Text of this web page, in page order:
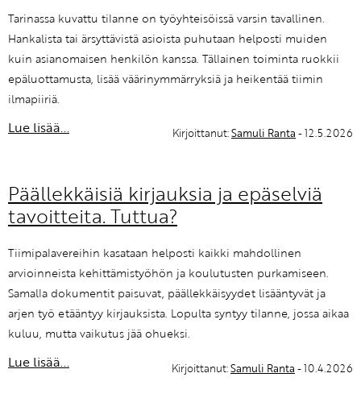
Tarinassa kuvattu tilanne on työyhteisöissä varsin tavallinen.
Hankalista tai ärsyttävistä asioista puhutaan helposti muiden
kuin asianomaisen henkilön kanssa. Tällainen toiminta ruokkii
epäluottamusta, lisää väärinymmärryksiä ja heikentää tiimin
ilmapiiriä.
Lue lisää... Kirjoittanut:Samuli Ranta - 12.5.2026
Päällekkäisiä kirjauksia ja epäselviä
tavoitteita. Tuttua?
Tiimipalavereihin kasataan helposti kaikki mahdollinen
arvioinneista kehittämistyöhön ja koulutusten purkamiseen.
Samalla dokumentit paisuvat, päällekkäisyydet lisääntyvät ja
arjen työ etääntyy kirjauksista. Lopulta syntyy tilanne, jossa aikaa
kuluu, mutta vaikutus jää ohueksi.
Lue lisää... Kirjoittanut:Samuli Ranta - 10.4.2026